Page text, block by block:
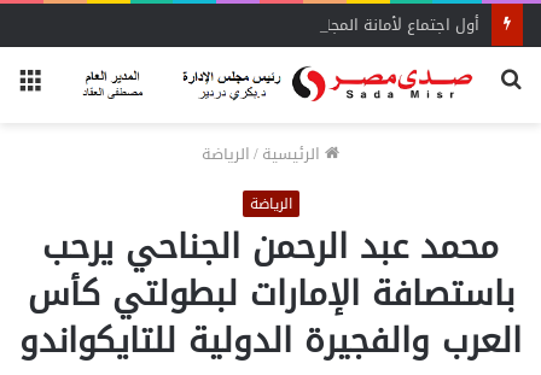
بحث
الرئيسية/الرياضة
الرياضة
محمد عبد الرحمن الجناحي يرحب
باستصافة الإمارات لبطولتي كأس
العرب والفجيرة الدولية للتايكواندو